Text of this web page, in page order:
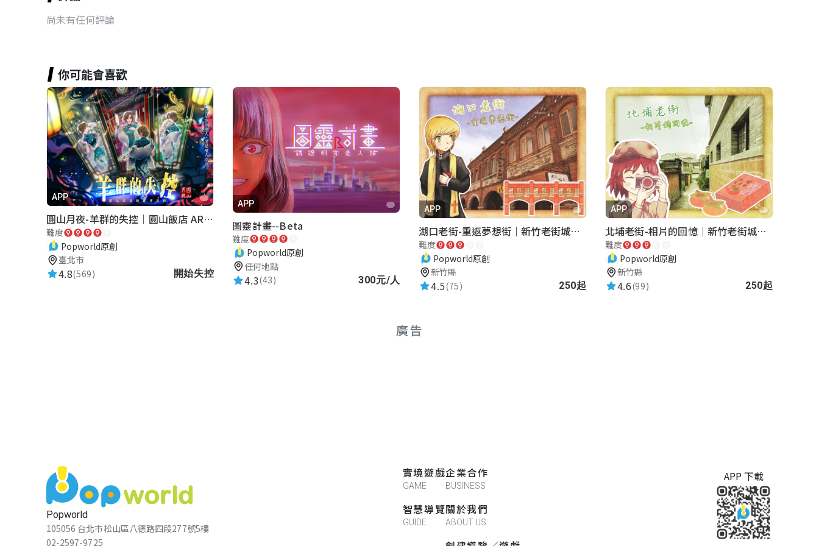
尚未有任何評論
你可能會喜歡
APP
圓山月夜-羊群的失控｜圓山飯店 ARG實境解謎遊戲
難度
Popworld原創
臺北市
4.8(569) 開始失控
APP
圖靈計畫--Beta
難度
Popworld原創
任何地點
4.3(43) 300元/人
APP
湖口老街-重返夢想街｜新竹老街城市解謎
難度
Popworld原創
新竹縣
4.5(75) 250起
APP
北埔老街-相片的回憶｜新竹老街城市解謎
難度
Popworld原創
新竹縣
4.6(99) 250起
廣告
Popworld
105056 台北市松山區八德路四段277號5樓
02-2597-9725
實境遊戲
GAME
智慧導覽
GUIDE
企業合作
BUSINESS
關於我們
ABOUT US
APP 下載